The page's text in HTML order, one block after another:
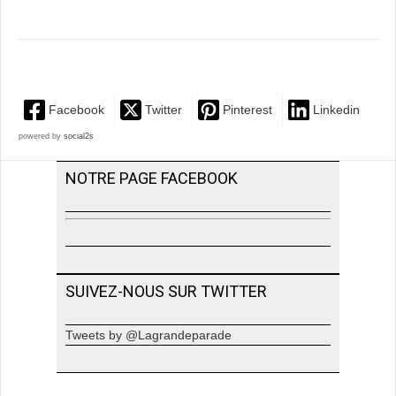
Facebook Twitter Pinterest Linkedin
powered by social2s
NOTRE PAGE FACEBOOK
SUIVEZ-NOUS SUR TWITTER
Tweets by @Lagrandeparade